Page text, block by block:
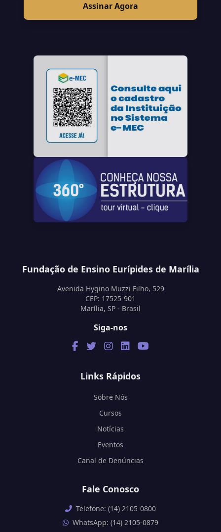
Assinar Agora
Fundação de Ensino Eurípides de Marília
Avenida Hygino Muzzi Filho, 529
CEP: 17525-901
Marília, SP - Brasil
Siga-nos
Links Rápidos
Sobre Nós
Cursos
Notícias
Eventos
Canal de Denúncias
Fale Conosco
Telefone: (14) 2105-0800
WhatsApp: (14) 2105-0879